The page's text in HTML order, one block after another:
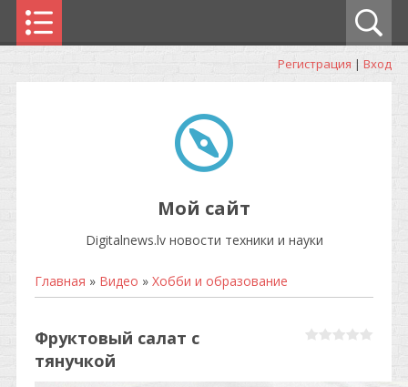
Регистрация | Вход
Мой сайт
Digitalnews.lv новости техники и науки
Главная » Видео » Хобби и образование
Фруктовый салат с
тянучкой